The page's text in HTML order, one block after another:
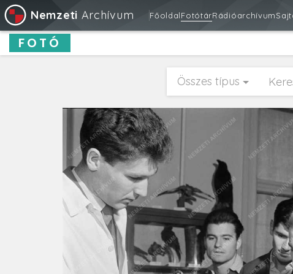
Nemzeti Archívum FőoldalFotótárRádióarchívum
FOTÓ
Összes típus